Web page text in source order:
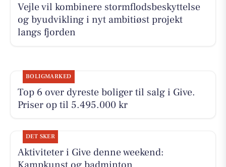
Vejle vil kombinere stormflodsbeskyttelse
og byudvikling i nyt ambitiøst projekt
langs fjorden
BOLIGMARKED
Top 6 over dyreste boliger til salg i Give.
Priser op til 5.495.000 kr
DET SKER
Aktiviteter i Give denne weekend: